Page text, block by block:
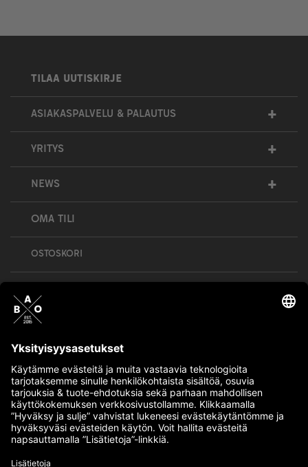
TILAA UUTISKIRJE
ASIAKASPALVELU & PALAUTUS +
YRITYS +
NEWS +
OMA TILI
OSTOSKORI
Bull’s All Out is social – follow us and show
your passion!
BULLMENTULA.FI